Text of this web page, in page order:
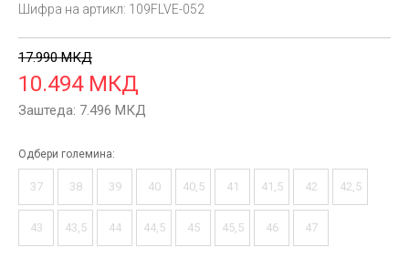
Шифра на артикл: 109FLVE-052
17.990 МКД
10.494 МКД
Заштеда: 7.496 МКД
Одбери големина:
37 38 39 40 40,5 41 41,5 42 42,5
43 43,5 44 44,5 45 45,5 46 47